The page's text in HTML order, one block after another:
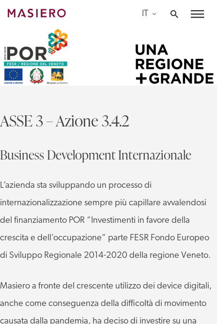
Skip
Masiero
IT
ASSE 3 – Azione 3.4.2
Business Development Internazionale
L’azienda sta sviluppando un processo di
internazionalizzazione sempre più capillare avvalendosi
del finanziamento POR “Investimenti in favore della
crescita e dell’occupazione” parte FESR Fondo Europeo
di Sviluppo Regionale 2014-2020 della regione Veneto.
Masiero a fronte del crescente utilizzo dei device digitali,
anche come conseguenza della difficoltà di movimento
causata dalla pandemia, ha deciso di investire su una